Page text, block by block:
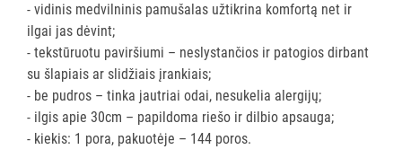
SLAUGOS
PREKĖS
KOSMETIKA
IR
AKSESUARAI
- vidinis medvilninis pamušalas užtikrina komfortą net ir
ilgai jas dėvint;
- tekstūruotu paviršiumi – neslystančios ir patogios dirbant
su šlapiais ar slidžiais įrankiais;
- be pudros – tinka jautriai odai, nesukelia alergijų;
- ilgis apie 30cm – papildoma riešo ir dilbio apsauga;
- kiekis: 1 pora, pakuotėje – 144 poros.